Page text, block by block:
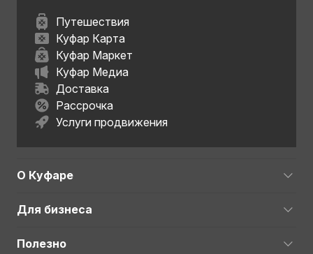
Путешествия
Куфар Карта
Куфар Маркет
Куфар Медиа
Доставка
Рассрочка
Услуги продвижения
О Куфаре
Для бизнеса
Полезно